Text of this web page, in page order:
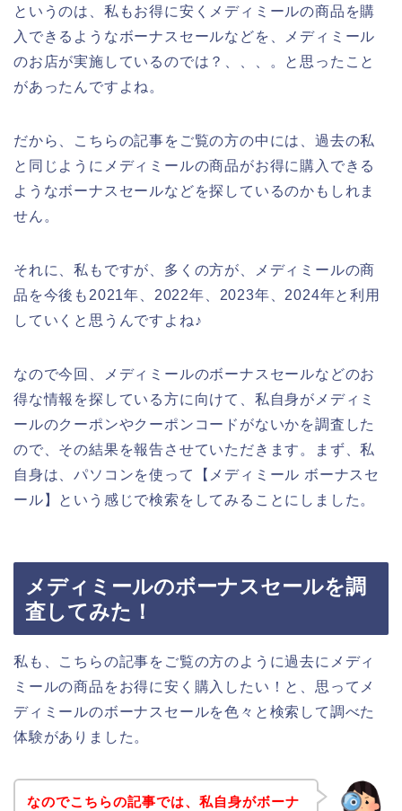
というのは、私もお得に安くメディミールの商品を購
入できるようなボーナスセールなどを、メディミール
のお店が実施しているのでは？、、、。と思ったこと
があったんですよね。
だから、こちらの記事をご覧の方の中には、過去の私
と同じようにメディミールの商品がお得に購入できる
ようなボーナスセールなどを探しているのかもしれま
せん。
それに、私もですが、多くの方が、メディミールの商
品を今後も2021年、2022年、2023年、2024年と利用
していくと思うんですよね♪
なので今回、メディミールのボーナスセールなどのお
得な情報を探している方に向けて、私自身がメディミ
ールのクーポンやクーポンコードがないかを調査した
ので、その結果を報告させていただきます。まず、私
自身は、パソコンを使って【メディミール ボーナスセ
ール】という感じで検索をしてみることにしました。
メディミールのボーナスセールを調
査してみた！
私も、こちらの記事をご覧の方のように過去にメディ
ミールの商品をお得に安く購入したい！と、思ってメ
ディミールのボーナスセールを色々と検索して調べた
体験がありました。
なのでこちらの記事では、私自身がボーナ